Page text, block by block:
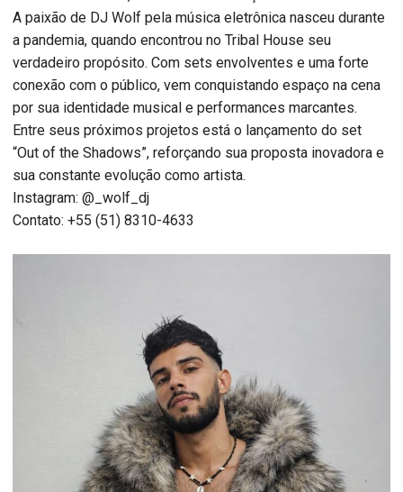
A paixão de DJ Wolf pela música eletrônica nasceu durante
a pandemia, quando encontrou no Tribal House seu
verdadeiro propósito. Com sets envolventes e uma forte
conexão com o público, vem conquistando espaço na cena
por sua identidade musical e performances marcantes.
Entre seus próximos projetos está o lançamento do set
“Out of the Shadows”, reforçando sua proposta inovadora e
sua constante evolução como artista.
Instagram: @_wolf_dj
Contato: +55 (51) 8310-4633